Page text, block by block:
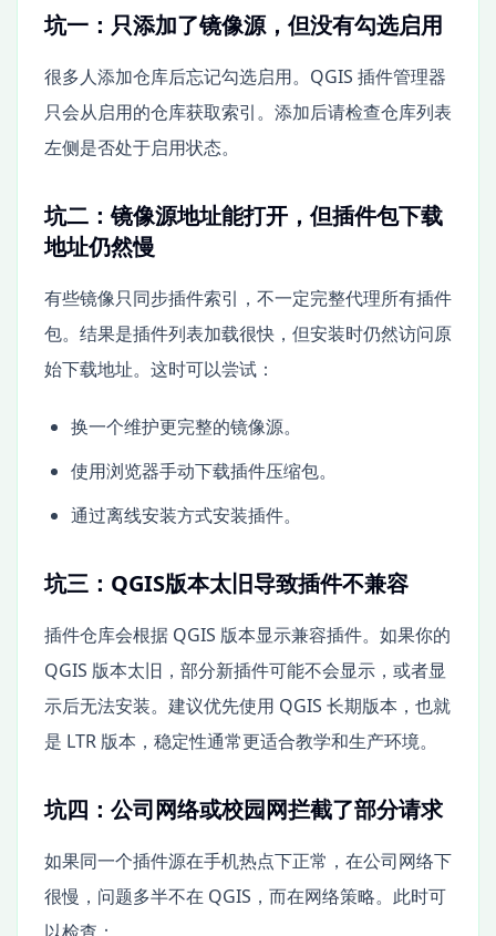
坑一：只添加了镜像源，但没有勾选启用
很多人添加仓库后忘记勾选启用。QGIS 插件管理器
只会从启用的仓库获取索引。添加后请检查仓库列表
左侧是否处于启用状态。
坑二：镜像源地址能打开，但插件包下载
地址仍然慢
有些镜像只同步插件索引，不一定完整代理所有插件
包。结果是插件列表加载很快，但安装时仍然访问原
始下载地址。这时可以尝试：
换一个维护更完整的镜像源。
使用浏览器手动下载插件压缩包。
通过离线安装方式安装插件。
坑三：QGIS版本太旧导致插件不兼容
插件仓库会根据 QGIS 版本显示兼容插件。如果你的
QGIS 版本太旧，部分新插件可能不会显示，或者显
示后无法安装。建议优先使用 QGIS 长期版本，也就
是 LTR 版本，稳定性通常更适合教学和生产环境。
坑四：公司网络或校园网拦截了部分请求
如果同一个插件源在手机热点下正常，在公司网络下
很慢，问题多半不在 QGIS，而在网络策略。此时可